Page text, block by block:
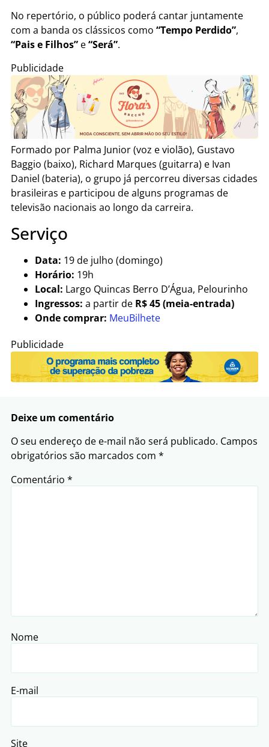
No repertório, o público poderá cantar juntamente
com a banda os clássicos como “Tempo Perdido”,
“Pais e Filhos” e“Será”.
Publicidade
Formado por Palma Junior (voz e violão), Gustavo
Baggio (baixo), Richard Marques (guitarra) e Ivan
Daniel (bateria), o grupo já percorreu diversas cidades
brasileiras e participou de alguns programas de
televisão nacionais ao longo da carreira.
Serviço
Data: 19 de julho (domingo)
Horário: 19h
Local: Largo Quincas Berro D’Água, Pelourinho
Ingressos: a partir de R$ 45 (meia-entrada)
Onde comprar: MeuBilhete
Publicidade
Deixe um comentário
O seu endereço de e-mail não será publicado. Campos
obrigatórios são marcados com *
Comentário *
Nome
E-mail
Site